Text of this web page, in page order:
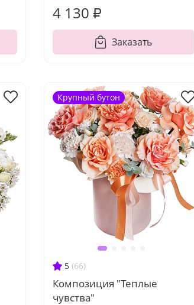
4 130 ₽
Заказать
5 (66)
Композиция "Теплые
чувства"
Крупный бутон